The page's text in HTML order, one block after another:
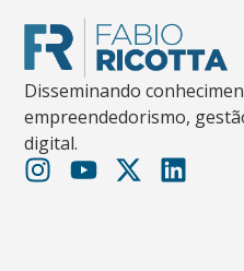
Disseminando
empreendedorismo,
digital.